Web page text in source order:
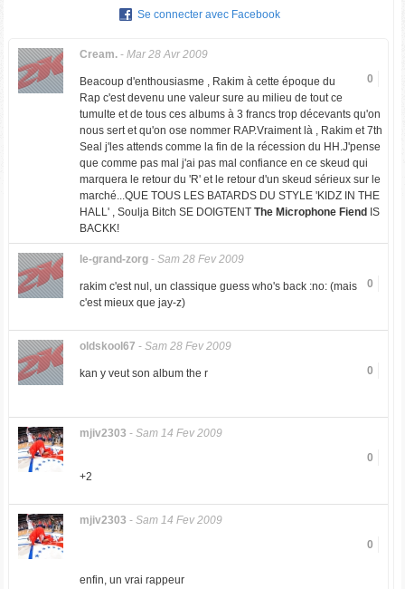
Se connecter avec Facebook
Cream.- Mar 28 Avr 2009
0
Beacoup d'enthousiasme , Rakim à cette époque du
Rap c'est devenu une valeur sure au milieu de tout ce
tumulte et de tous ces albums à 3 francs trop décevants qu'on
nous sert et qu'on ose nommer RAP.Vraiment là , Rakim et 7th
Seal j'les attends comme la fin de la récession du HH.J'pense
que comme pas mal j'ai pas mal confiance en ce skeud qui
marquera le retour du 'R' et le retour d'un skeud sérieux sur le
marché...QUE TOUS LES BATARDS DU STYLE 'KIDZ IN THE
HALL' , Soulja Bitch SE DOIGTENT The Microphone Fiend IS
BACKK!
le-grand-zorg- Sam 28 Fev 2009
0
rakim c'est nul, un classique guess who's back :no: (mais
c'est mieux que jay-z)
oldskool67 - Sam 28 Fev 2009
0
kan y veut son album the r
mjiv2303 - Sam 14 Fev 2009
0
+2
mjiv2303 - Sam 14 Fev 2009
0
enfin, un vrai rappeur